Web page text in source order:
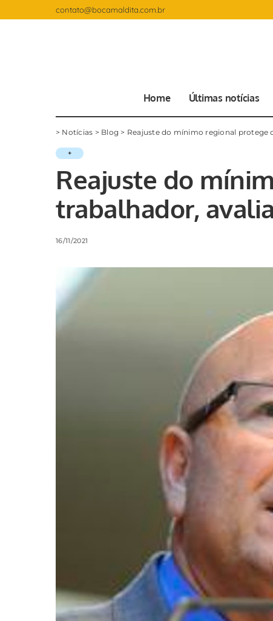
contato@bocamaldita.com.br
Home Últimas notícias
> Notícias > Blog > Reajuste do mínimo regional protege
+
Reajuste do
trabalhador,
16/11/2021